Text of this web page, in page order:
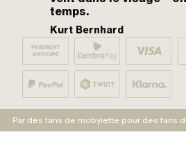
temps.
Kurt Bernhard
Par des fans de mobylette pour des fans